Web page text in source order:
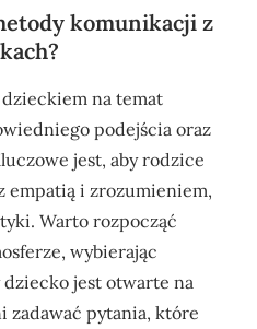
komunikacji z
na temat
podejścia oraz
jest, aby rodzice
empatią i zrozumieniem,
Warto rozpocząć
wybierając
jest otwarte na
zadawać pytania, które